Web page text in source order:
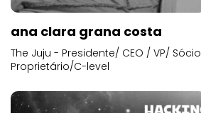
ana clara grana costa
The Juju - Presidente/ CEO / VP/ Sócio
Proprietário/C-level